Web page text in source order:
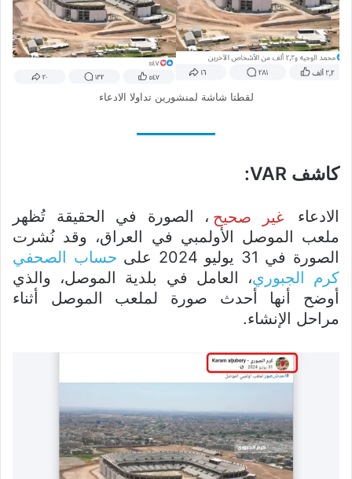
لقطتا شاشة لمنشورين تداولا الادعاء
كاشف VAR:
الادعاء غير صحيح ، الصورة في الحقيقة تُظهر
ملعب الموصل الأولمبي في العراق، وقد نُشرت
الصورة في 31 يوليو 2024 على
حساب الصحفي
كرم الجبوري، العامل في بلدية الموصل، والذي
أوضح أنها أحدث صورة لملعب الموصل أثناء
مراحل الإنشاء.